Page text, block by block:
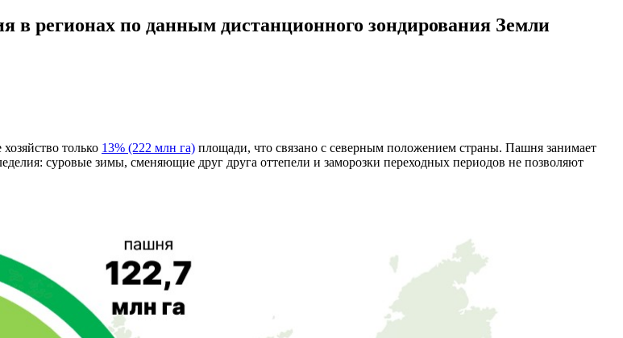
в регионах по данным дистанционного зондирования Земли
только 13% (222 млн га) площади, что связано с северным положением страны. Пашня занимает
суровые зимы, сменяющие друг друга оттепели и заморозки переходных периодов не позволяют